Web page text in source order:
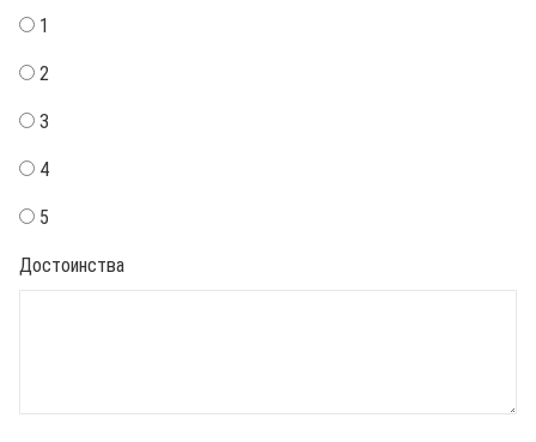
1
2
3
4
5
Достоинства